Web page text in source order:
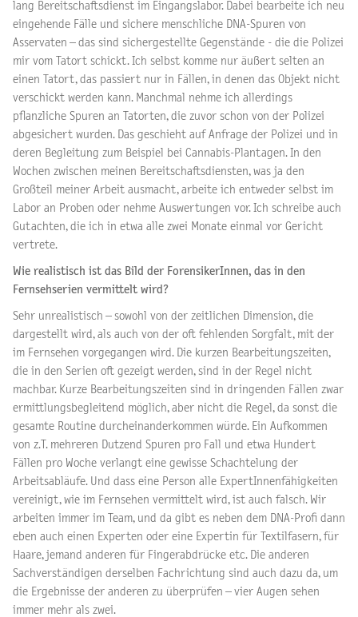
lang Bereitschaftsdienst im Eingangslabor. Dabei bearbeite ich neu
eingehende Fälle und sichere menschliche DNA-Spuren von
Asservaten – das sind sichergestellte Gegenstände - die die Polizei
mir vom Tatort schickt. Ich selbst komme nur äußert selten an
einen Tatort, das passiert nur in Fällen, in denen das Objekt nicht
verschickt werden kann. Manchmal nehme ich allerdings
pflanzliche Spuren an Tatorten, die zuvor schon von der Polizei
abgesichert wurden. Das geschieht auf Anfrage der Polizei und in
deren Begleitung zum Beispiel bei Cannabis-Plantagen. In den
Wochen zwischen meinen Bereitschaftsdiensten, was ja den
Großteil meiner Arbeit ausmacht, arbeite ich entweder selbst im
Labor an Proben oder nehme Auswertungen vor. Ich schreibe auch
Gutachten, die ich in etwa alle zwei Monate einmal vor Gericht
vertrete.
Wie realistisch ist das Bild der ForensikerInnen, das in den
Fernsehserien vermittelt wird?
Sehr unrealistisch – sowohl von der zeitlichen Dimension, die
dargestellt wird, als auch von der oft fehlenden Sorgfalt, mit der
im Fernsehen vorgegangen wird. Die kurzen Bearbeitungszeiten,
die in den Serien oft gezeigt werden, sind in der Regel nicht
machbar. Kurze Bearbeitungszeiten sind in dringenden Fällen zwar
ermittlungsbegleitend möglich, aber nicht die Regel, da sonst die
gesamte Routine durcheinanderkommen würde. Ein Aufkommen
von z.T. mehreren Dutzend Spuren pro Fall und etwa Hundert
Fällen pro Woche verlangt eine gewisse Schachtelung der
Arbeitsabläufe. Und dass eine Person alle ExpertInnenfähigkeiten
vereinigt, wie im Fernsehen vermittelt wird, ist auch falsch. Wir
arbeiten immer im Team, und da gibt es neben dem DNA-Profi dann
eben auch einen Experten oder eine Expertin für Textilfasern, für
Haare, jemand anderen für Fingerabdrücke etc. Die anderen
Sachverständigen derselben Fachrichtung sind auch dazu da, um
die Ergebnisse der anderen zu überprüfen – vier Augen sehen
immer mehr als zwei.